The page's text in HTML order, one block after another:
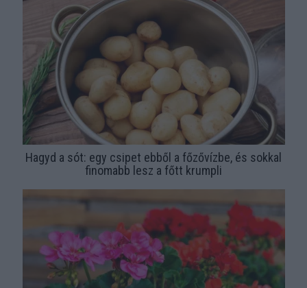
Hagyd a sót: egy csipet ebből a főzővízbe, és sokkal
finomabb lesz a főtt krumpli